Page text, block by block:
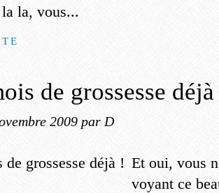
la, vous...
de grossesse
2009 par D
Et oui, vous
voyant ce